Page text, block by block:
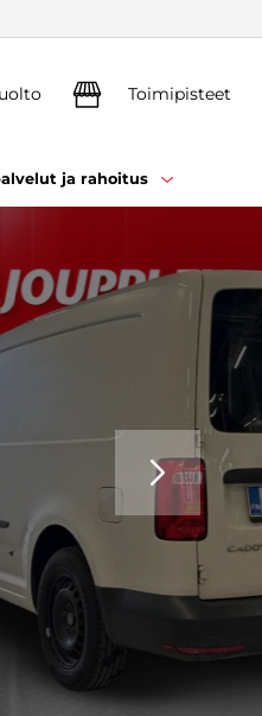
Toimipisteet
ja rahoitus
SEURAAVA